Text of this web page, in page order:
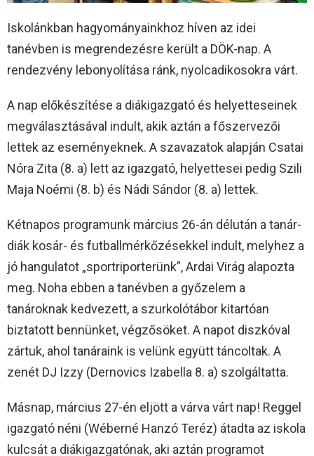
Iskolánkban hagyományainkhoz híven az idei
tanévben is megrendezésre került a DÖK-nap. A
rendezvény lebonyolítása ránk, nyolcadikosokra várt.
A nap előkészítése a diákigazgató és helyetteseinek
megválasztásával indult, akik aztán a főszervezői
lettek az eseményeknek. A szavazatok alapján Csatai
Nóra Zita (8. a) lett az igazgató, helyettesei pedig Szili
Maja Noémi (8. b) és Nádi Sándor (8. a) lettek.
Kétnapos programunk március 26-án délután a tanár-
diák kosár- és futballmérkőzésekkel indult, melyhez a
jó hangulatot „sportriporterünk”, Ardai Virág alapozta
meg. Noha ebben a tanévben a győzelem a
tanároknak kedvezett, a szurkolótábor kitartóan
biztatott bennünket, végzősöket. A napot diszkóval
zártuk, ahol tanáraink is velünk együtt táncoltak. A
zenét DJ Izzy (Dernovics Izabella 8. a) szolgáltatta.
Másnap, március 27-én eljött a várva várt nap! Reggel
igazgató néni (Wéberné Hanzó Teréz) átadta az iskola
kulcsát a diákigazgatónak, aki aztán programot